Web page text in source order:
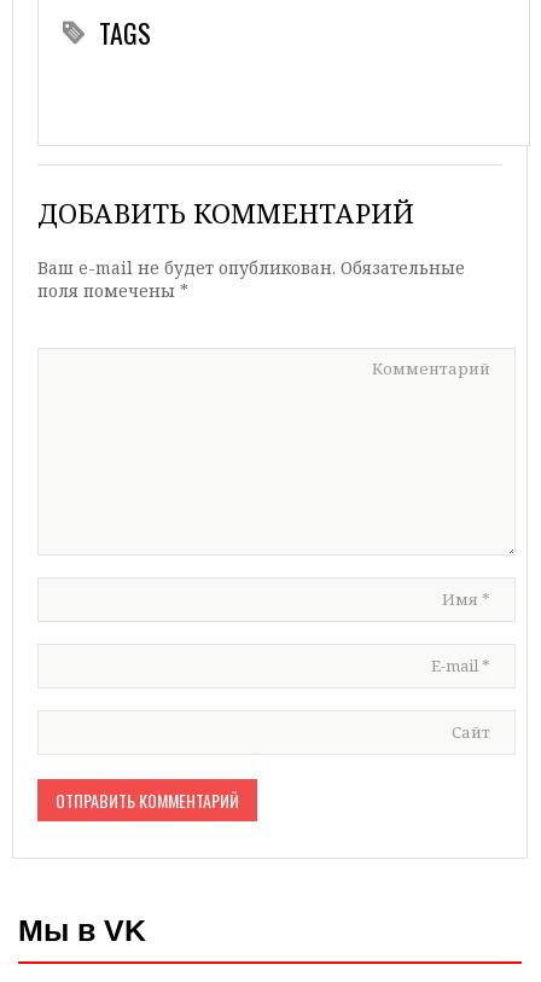
TAGS
ДОБАВИТЬ КОММЕНТАРИЙ
Ваш e-mail не будет опубликован. Обязательные
поля помечены *
Комментарий
Имя*
E-mail*
Сайт
Мы в VK